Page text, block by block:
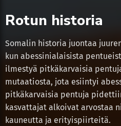
Rotun historia
Somalin historia juontaa
kun abessinialaisista
ilmestyä pitkäkarvaisia
mutaatiosta, jota esiintyi
pitkäkarvaisia pentuja
kasvattajat alkoivat arvostaa
kauneutta ja erityispiirteitä.